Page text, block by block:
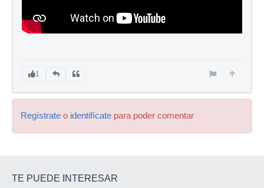
1
Regístrate o identifícate para poder comentar
TE PUEDE INTERESAR